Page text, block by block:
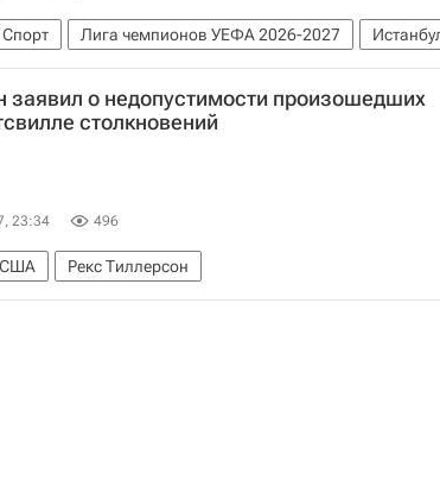
Спорт Лига чемпионов УЕФА 2026-2027
Наполи Ницца Жоржиньо Дрис Мертенс
заявил о недопустимости произошедших
столкновений
23:34 496
США Рекс Тиллерсон